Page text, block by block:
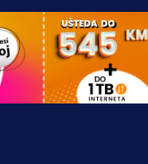
problemima
slavili na